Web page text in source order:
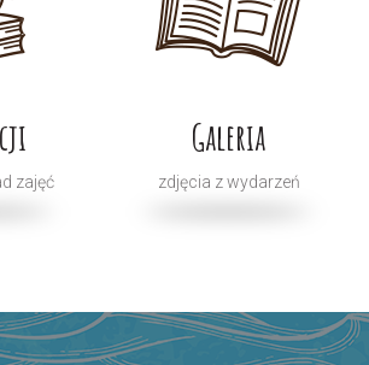
zajęć
Galeria
zdjęcia z wydarzeń